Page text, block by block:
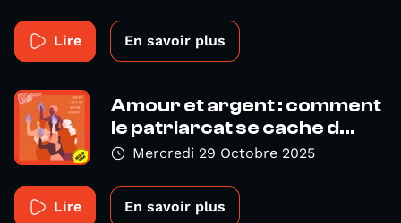
Lire En savoir plus
Amour et argent : comment
le patriarcat se cache d...
Mercredi 29 Octobre 2025
Lire En savoir plus